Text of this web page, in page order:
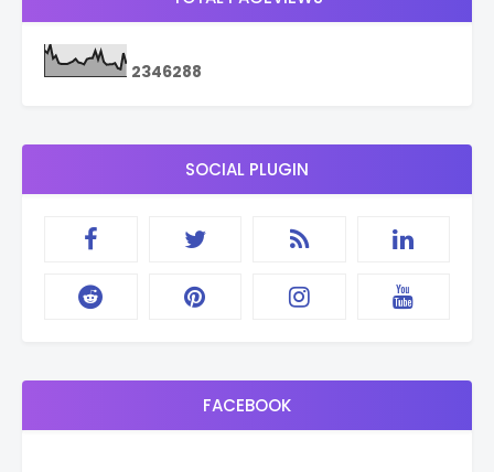
2346288
SOCIAL PLUGIN
FACEBOOK